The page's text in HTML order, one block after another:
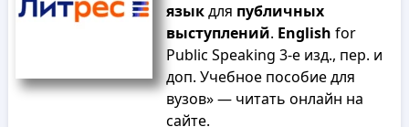
языкдля публичных
выступлений. English for
Public Speaking 3-е изд., пер. и
доп. Учебное пособие для
вузов» — читать онлайн на
сайте.